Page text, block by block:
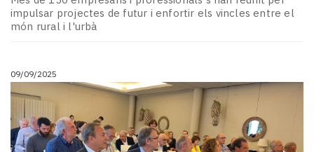
impulsar projectes de futur i enfortir els vincles entre el
món rural i l'urbà
09/09/2025